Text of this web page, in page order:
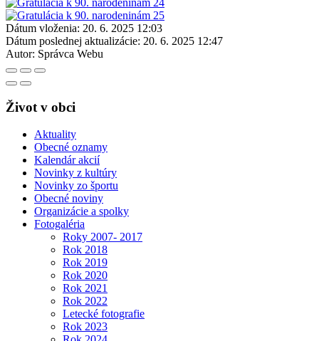
Dátum vloženia: 20. 6. 2025 12:03
Dátum poslednej aktualizácie: 20. 6. 2025 12:47
Autor: Správca Webu
Život v obci
Aktuality
Obecné oznamy
Kalendár akcií
Novinky z kultúry
Novinky zo športu
Obecné noviny
Organizácie a spolky
Fotogaléria
Roky 2007- 2017
Rok 2018
Rok 2019
Rok 2020
Rok 2021
Rok 2022
Letecké fotografie
Rok 2023